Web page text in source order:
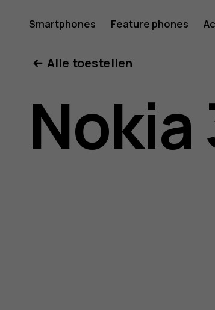
Nokia
3310
Smartphones Feature phones
Alle toestellen
Nokia